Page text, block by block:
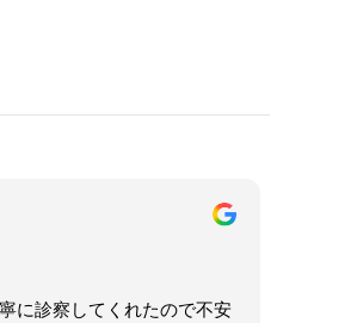
に診察してくれたので不安